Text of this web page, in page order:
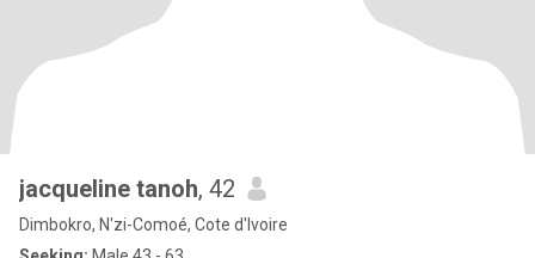
jacqueline tanoh, 42
Dimbokro, N'zi-Comoé, Cote d'Ivoire